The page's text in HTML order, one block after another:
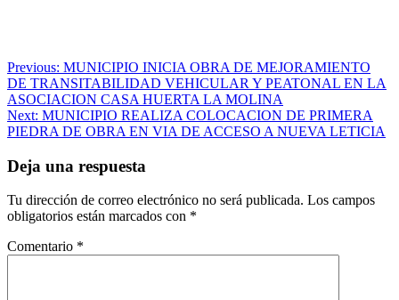
Navegación
de
entradas
Previous: MUNICIPIO INICIA OBRA DE MEJORAMIENTO
DE TRANSITABILIDAD VEHICULAR Y PEATONAL EN LA
ASOCIACION CASA HUERTA LA MOLINA
Next: MUNICIPIO REALIZA COLOCACION DE PRIMERA
PIEDRA DE OBRA EN VIA DE ACCESO A NUEVA LETICIA
Deja una respuesta
Tu dirección de correo electrónico no será publicada. Los campos
obligatorios están marcados con *
Comentario *